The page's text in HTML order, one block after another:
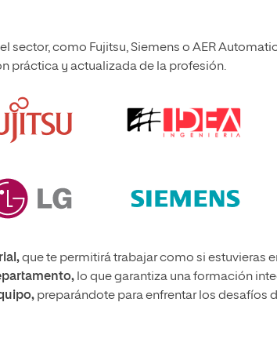
sector, como Fujitsu, Siemens o AER
práctica y actualizada de la profesión.
que te permitirá trabajar como si estuvieras
lo que garantiza una formación
preparándote para enfrentar los desafíos